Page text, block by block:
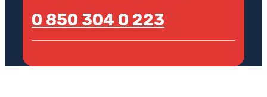
0 850 304 0 223